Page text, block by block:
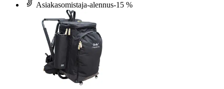
Asiakasomistaja-alennus-15 %